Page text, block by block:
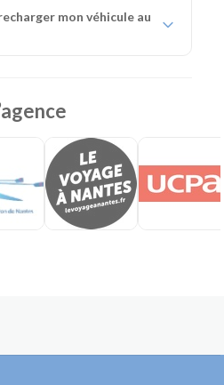
mon véhicule au